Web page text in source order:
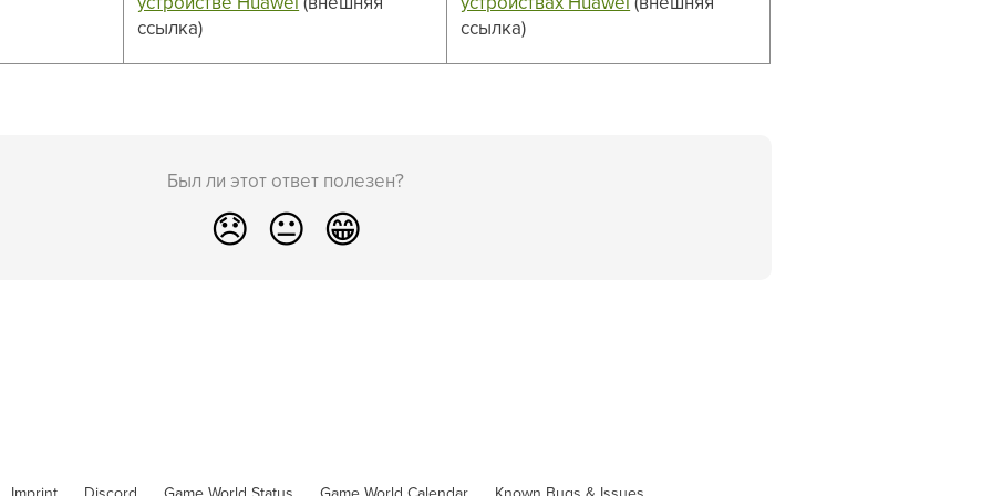
ссылка)
ссылка)
Был ли этот ответ полезен?
😞 😐 😁